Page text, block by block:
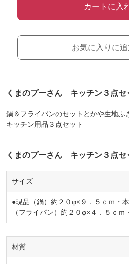
カートに入
お気に入りに追
くまのプーさん キッチン３点セ
鍋＆フライパンのセットとかや生地ふ
キッチン用品３点セット
くまのプーさん キッチン３点セ
サイズ
●現品（鍋）約２０φ×９．５ｃｍ・
（フライパン）約２０φ×４．５ｃｍ
材質